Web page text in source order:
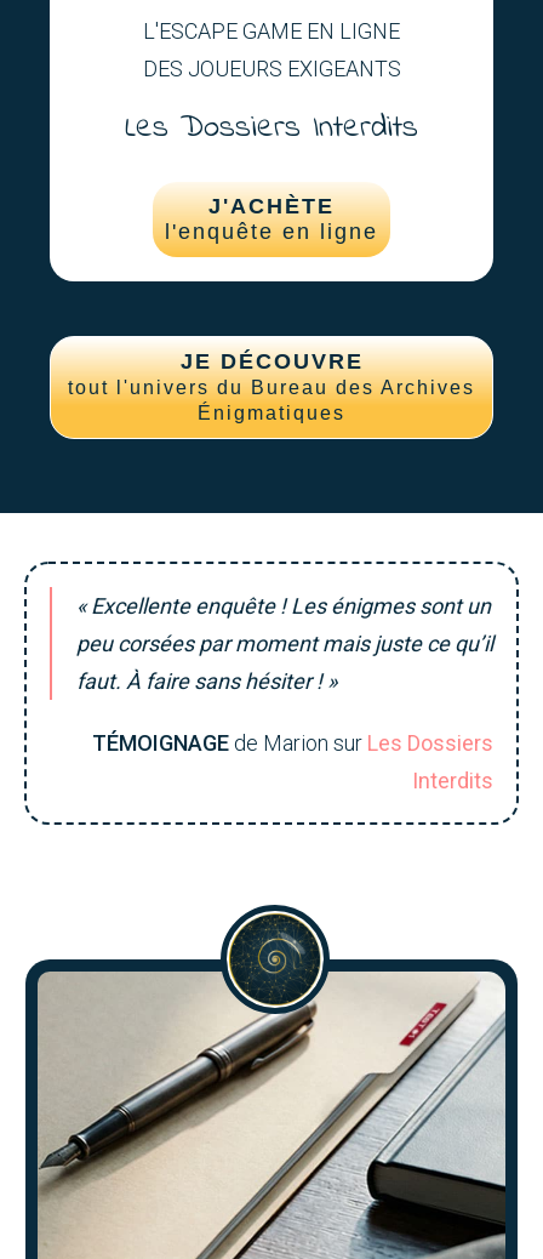
L'ESCAPE GAME EN LIGNE
DES JOUEURS EXIGEANTS
Les Dossiers Interdits
J'ACHÈTE
l'enquête en ligne
JE DÉCOUVRE
tout l'univers du Bureau des Archives
Énigmatiques
« Excellente enquête ! Les énigmes sont un
peu corsées par moment mais juste ce qu’il
faut. À faire sans hésiter ! »
TÉMOIGNAGE de Marion sur Les Dossiers
Interdits